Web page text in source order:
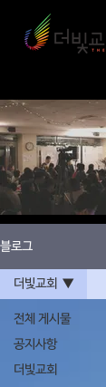
블로그
전체 게시물
공지사항
더빛교회
더빛교회